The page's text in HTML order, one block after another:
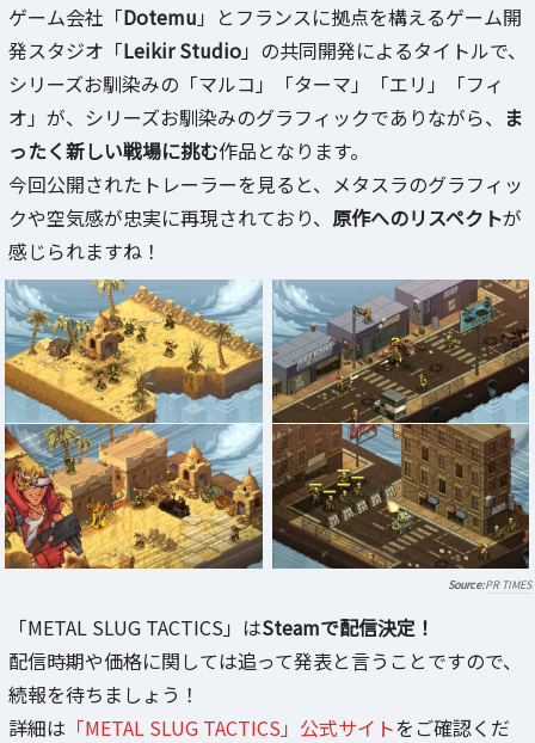
ゲーム会社「Dotemu 」とフランスに拠点を構えるゲーム開
発スタジオ「Leikir Studio」の共同開発によるタイトルで、
シリーズお馴染みの「マルコ」「ターマ」「エリ」「フィ
オ」が、シリーズお馴染みのグラフィックでありながら、 ま
ったく新しい戦場に挑む作品となります。
今回公開されたトレーラーを見ると、メタスラのグラフィッ
クや空気感が忠実に再現されており、 原作へのリスペクトが
感じられますね！
PR TIMES
「METAL SLUG TACTICS」はSteamで配信決定！
配信時期や価格に関しては追って発表と言うことですので、
続報を待ちましょう！
詳細は 「METAL SLUG TACTICS」公式サイトをご確認くだ